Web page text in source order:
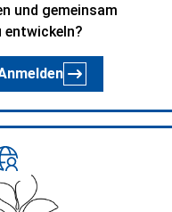
und gemeinsam